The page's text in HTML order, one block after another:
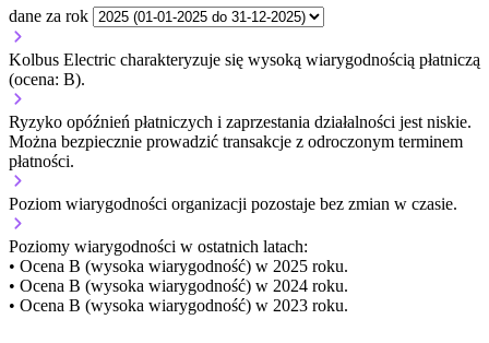
dane za rok
Kolbus Electric charakteryzuje się wysoką wiarygodnością płatniczą
(ocena: B).
Ryzyko opóźnień płatniczych i zaprzestania działalności jest niskie.
Można bezpiecznie prowadzić transakcje z odroczonym terminem
płatności.
Poziom wiarygodności organizacji pozostaje bez zmian w czasie.
Poziomy wiarygodności w ostatnich latach:
• Ocena B (wysoka wiarygodność) w 2025 roku.
• Ocena B (wysoka wiarygodność) w 2024 roku.
• Ocena B (wysoka wiarygodność) w 2023 roku.